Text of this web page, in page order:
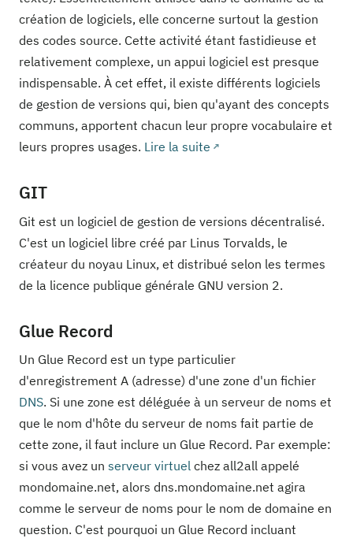
création de logiciels, elle concerne surtout la gestion
des codes source. Cette activité étant fastidieuse et
relativement complexe, un appui logiciel est presque
indispensable. À cet effet, il existe différents logiciels
de gestion de versions qui, bien qu'ayant des concepts
communs, apportent chacun leur propre vocabulaire et
leurs propres usages. Lire la suite
GIT
Git est un logiciel de gestion de versions décentralisé.
C'est un logiciel libre créé par Linus Torvalds, le
créateur du noyau Linux, et distribué selon les termes
de la licence publique générale GNU version 2.
Glue Record
Un Glue Record est un type particulier
d'enregistrement A (adresse) d'une zone d'un fichier
DNS. Si une zone est déléguée à un serveur de noms et
que le nom d'hôte du serveur de noms fait partie de
cette zone, il faut inclure un Glue Record. Par exemple:
si vous avez un serveur virtuel chez all2all appelé
mondomaine.net, alors dns.mondomaine.net agira
comme le serveur de noms pour le nom de domaine en
question. C'est pourquoi un Glue Record incluant